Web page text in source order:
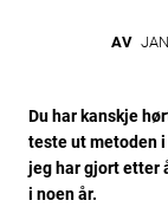
AV
Du har kanskje
teste ut metoden
jeg har gjort etter
i noen år.